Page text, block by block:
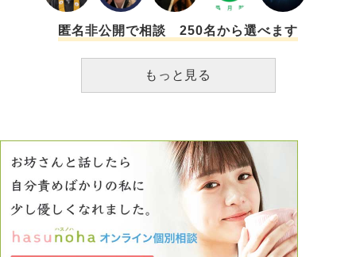
ています。 そんな彼が、私が本当に鬼になってしまったら
どう思うのか。 たぶん、ものすごく悲しむんでしょう。
（思い上がりかもしれませんが） 彼を悲しませることだけ
はしたくないです。 でも、もう自分でもどうしようもない
くらい、人が憎いという気持ちが止まらないんです。 も
う、どうしたらいいか分からないです。
匿名非公開で相談 250名から選べます
もっと見る